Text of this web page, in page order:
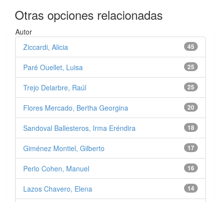
Otras opciones relacionadas
Autor
45
Ziccardi, Alicia
25
Paré Ouellet, Luisa
25
Trejo Delarbre, Raúl
20
Flores Mercado, Bertha Georgina
18
Sandoval Ballesteros, Irma Eréndira
17
Giménez Montiel, Gilberto
16
Perlo Cohen, Manuel
14
Lazos Chavero, Elena